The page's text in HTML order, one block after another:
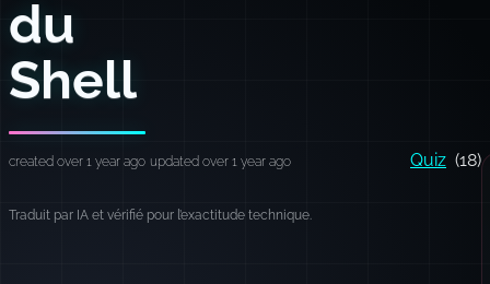
du
Shell
created over 1 year ago updated over 1 year ago Quiz (18)
Traduit par IA et vérifié pour l’exactitude technique.